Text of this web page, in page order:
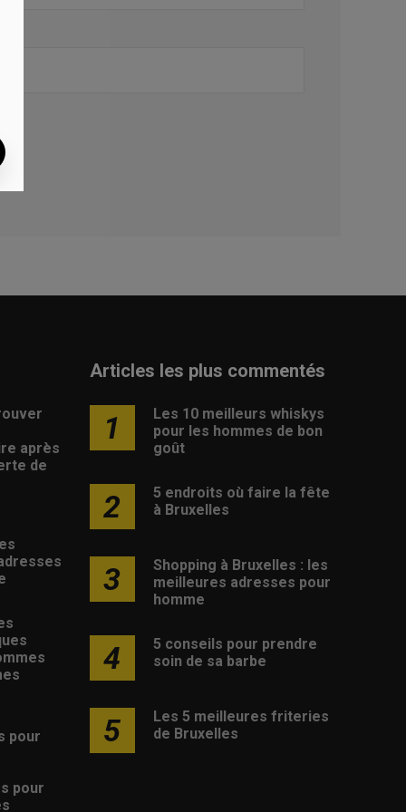
après
de
pour
pour
Articles les plus commentés
1
Les 10 meilleurs whiskys
pour les hommes de bon
goût
2
5 endroits où faire la fête
à Bruxelles
3
Shopping à Bruxelles : les
meilleures adresses pour
homme
4
5 conseils pour prendre
soin de sa barbe
5
Les 5 meilleures friteries
de Bruxelles